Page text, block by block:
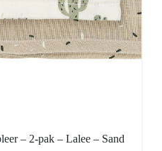
– 2-pak – Lalee – Sand